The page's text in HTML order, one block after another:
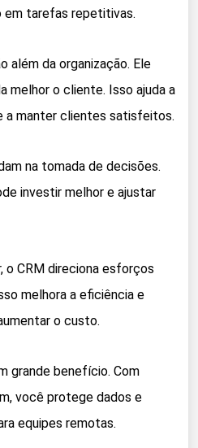
em tarefas repetitivas.
além da organização. Ele
melhor o cliente. Isso ajuda a
a manter clientes satisfeitos.
na tomada de decisões.
investir melhor e ajustar
o CRM direciona esforços
melhora a eficiência e
o custo.
grande benefício. Com
você protege dados e
equipes remotas.